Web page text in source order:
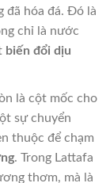
đã hóa đá. Đó là
chỉ là nước
biến đổi dịu
là cột mốc cho
sự chuyển
thuộc để chạm
. Trong Lattafa
thơm, mà là